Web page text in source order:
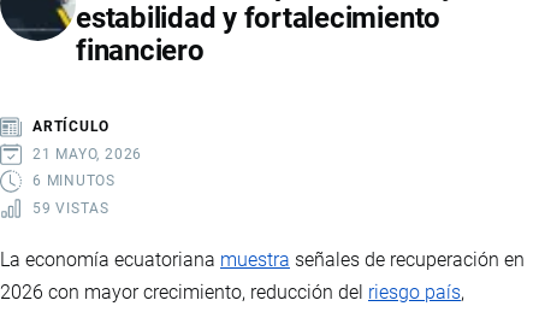
CAÍDA
DE
EN
PRODUCTORES
E
estabilidad y fortalecimiento
financiero
ARTÍCULO
21 MAYO, 2026
6 MINUTOS
59 VISTAS
La economía ecuatoriana muestra señales de recuperación en
2026 con mayor crecimiento, reducción del riesgo país,